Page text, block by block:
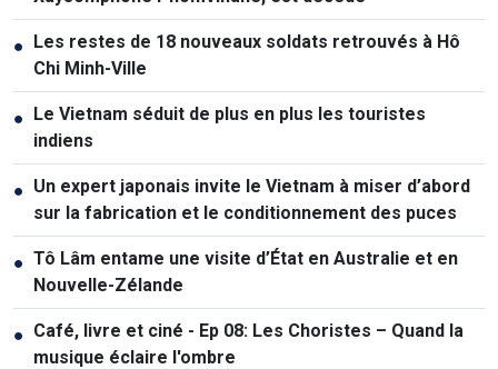
● Les restes de 18 nouveaux soldats retrouvés à Hô
Chi Minh-Ville
● Le Vietnam séduit de plus en plus les touristes
indiens
● Un expert japonais invite le Vietnam à miser d’abord
sur la fabrication et le conditionnement des puces
● Tô Lâm entame une visite d’État en Australie et en
Nouvelle-Zélande
● Café, livre et ciné - Ep 08: Les Choristes – Quand la
musique éclaire l'ombre